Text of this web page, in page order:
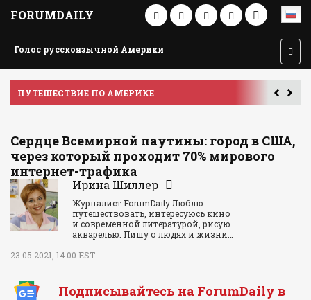
FORUMDAILY
Голос русскоязычной Америки
ПУТЕШЕСТВИЕ ПО АМЕРИКЕ
Сердце Всемирной паутины: город в США,
через который проходит 70% мирового
интернет-трафика
Ирина Шиллер
Журналист ForumDaily Люблю
путешествовать, интересуюсь кино
и современной литературой, рисую
акварелью. Пишу о людях и жизни…
23.05.2021, 14:00 EST
Подписывайтесь на ForumDaily в